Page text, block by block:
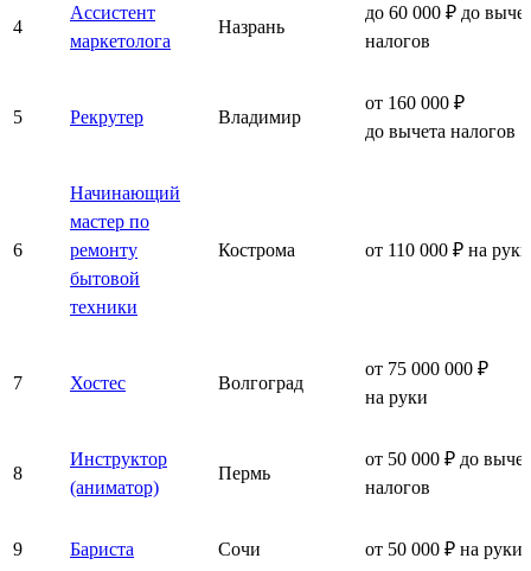
4
Ассистент
маркетолога
Назрань
до 60 000 ₽ до
налогов
5 Рекрутер Владимир
от 160 000 ₽
до вычета налогов
6
Начинающий
мастер по
ремонту
бытовой
техники
Кострома от 110 000 ₽ на руки
7 Хостес Волгоград
от 75 000 000 ₽
на руки
8
Инструктор
(аниматор)
Пермь
от 50 000 ₽ до
налогов
9 Бариста Сочи от 50 000 ₽ на руки